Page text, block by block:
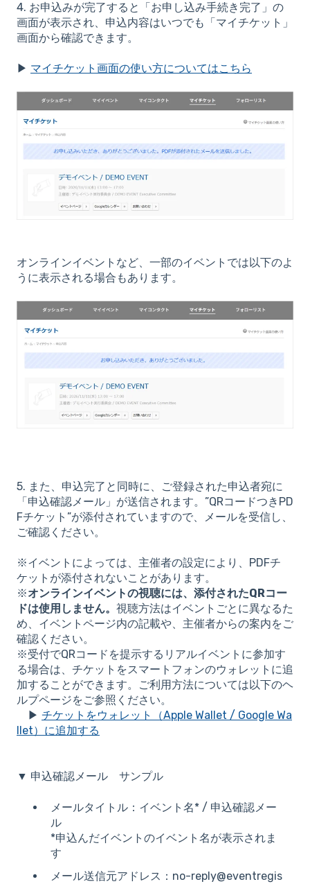
4. お申込みが完了すると「お申し込み手続き完了」の
画面が表示され、申込内容はいつでも「マイチケット」
画面から確認できます。
▶ マイチケット画面の使い方についてはこちら
オンラインイベントなど、一部のイベントでは以下のよ
うに表示される場合もあります。
5. また、申込完了と同時に、ご登録された申込者宛に
「申込確認メール」が送信されます。”QRコードつきPD
Fチケット”が添付されていますので、メールを受信し、
ご確認ください。
※イベントによっては、主催者の設定により、PDFチ
ケットが添付されないことがあります。
※オンラインイベントの視聴には、添付されたQRコー
ドは使用しません。 視聴方法はイベントごとに異なるた
め、イベントページ内の記載や、主催者からの案内をご
確認ください。
※受付でQRコードを提示するリアルイベントに参加す
る場合は、チケットをスマートフォンのウォレットに追
加することができます。ご利用方法については以下のヘ
ルプページをご参照ください。
▶ チケットをウォレット（Apple Wallet / Google Wa
llet）に追加する
▼ 申込確認メール サンプル
メールタイトル：イベント名* / 申込確認メー
ル
*申込んだイベントのイベント名が表示されま
す
メール送信元アドレス：no-reply@eventregis